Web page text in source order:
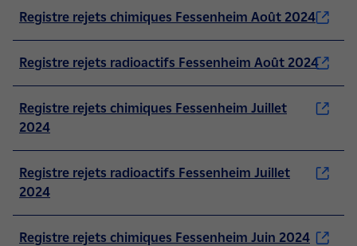
Registre rejets chimiques Fessenheim Août 2024
Registre rejets radioactifs Fessenheim Août 2024
Registre rejets chimiques Fessenheim Juillet
2024
Registre rejets radioactifs Fessenheim Juillet
2024
Registre rejets chimiques Fessenheim Juin 2024